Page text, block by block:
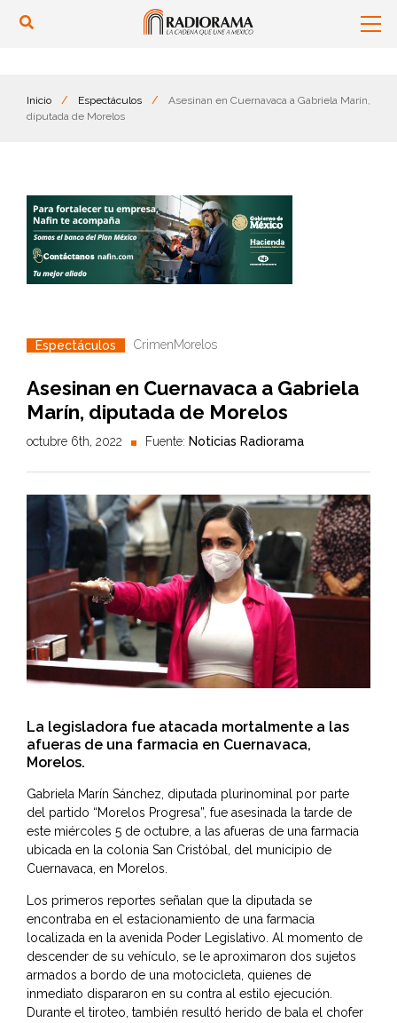
Inicio / Espectáculos /
Asesinan en Cuernavaca a Gabriela Marín,
diputada de Morelos
Espectáculos CrimenMorelos
Asesinan en Cuernavaca a Gabriela
Marín, diputada de Morelos
octubre 6th, 2022 Fuente: Noticias Radiorama
La legisladora fue atacada mortalmente a las
afueras de una farmacia en Cuernavaca,
Morelos.
Gabriela Marín Sánchez, diputada plurinominal por parte
del partido “Morelos Progresa”, fue asesinada la tarde de
este miércoles 5 de octubre, a las afueras de una farmacia
ubicada en la colonia San Cristóbal, del municipio de
Cuernavaca, en Morelos.
Los primeros reportes señalan que la diputada se
encontraba en el estacionamiento de una farmacia
localizada en la avenida Poder Legislativo. Al momento de
descender de su vehículo, se le aproximaron dos sujetos
armados a bordo de una motocicleta, quienes de
inmediato dispararon en su contra al estilo ejecución.
Durante el tiroteo, también resultó herido de bala el chofer